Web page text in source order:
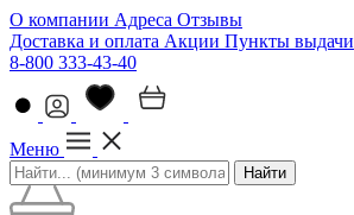
О компании Адреса Отзывы
Доставка и оплата Акции Пункты выдачи
8-800 333-43-40
Меню
Найти